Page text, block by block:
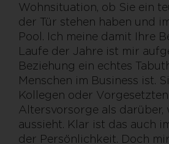
Wohnsituation, ob Sie ein
der Tür stehen haben und
Pool. Ich meine damit Ihre
Laufe der Jahre ist mir
Beziehung ein echtes
Menschen im Business ist.
Kollegen oder
Altersvorsorge als darüber,
aussieht. Klar ist das auch
der Persönlichkeit. Doch